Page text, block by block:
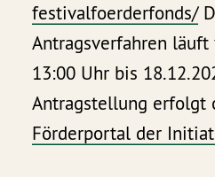
festivalfoerderfonds/
Antragsverfahren läuft
13:00 Uhr bis
Antragstellung erfolgt
Förderportal der